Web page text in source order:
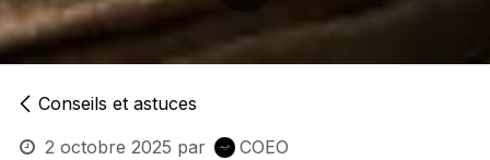
Conseils et astuces
2 octobre 2025 par COEO